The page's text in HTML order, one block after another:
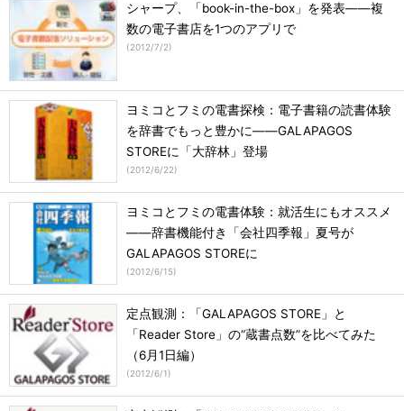
シャープ、「book-in-the-box」を発表――複
数の電子書店を1つのアプリで
(2012/7/2)
ヨミコとフミの電書探検：電子書籍の読書体験
を辞書でもっと豊かに――GALAPAGOS
STOREに「大辞林」登場
(2012/6/22)
ヨミコとフミの電書体験：就活生にもオススメ
――辞書機能付き「会社四季報」夏号が
GALAPAGOS STOREに
(2012/6/15)
定点観測：「GALAPAGOS STORE」と
「Reader Store」の“蔵書点数”を比べてみた
（6月1日編）
(2012/6/1)